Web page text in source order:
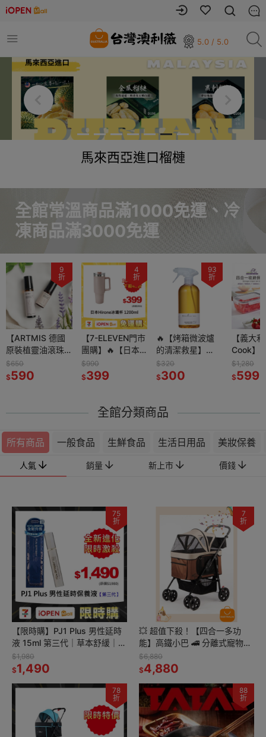
5.0 / 5.0
馬來西亞進口榴槤
全館常溫商品滿1000免運、冷
凍商品滿3000免運
9
折
【ARTMIS 德國
原裝植靈油滾珠
瓶】100%有機薰
衣草×胡椒薄荷精
$650
$590
4
折
【7-ELEVEN門市
團購】🔥【日本
Hirone】1200ml
雙飲鈦陶瓷冰壩
$990
$399
93
折
🔥【烤箱微波爐
的清潔救星】
11ml專用爐具清
潔劑｜天然配方
一
$320
$300
【義大
Cook】
納密封
波×大容
$1,280
$599
全館分類商品
所有商品 一般食品 生鮮食品 生活日用品 美妝保養
人氣 銷量 新上市 價錢
75
折
【限時購】PJ1 Plus 男性延時
液 15ml 第三代｜草本舒緩｜私
密保養用品
$1,980
$1,490
7
折
💥 超值下殺！【四合一多功
能】高鐵小巴 🚄 分離式寵物推
車（棕） 🐶🐱 超值特惠，搶購
中！
$6,880
$4,880
78
折
88
折